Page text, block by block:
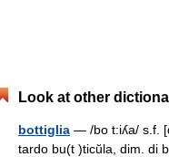
Look at other
bottiglia — /bo t:iʎa/ s.f.
tardo bu(t )ticŭla, dim. di